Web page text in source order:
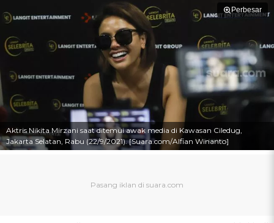
Perbesar
Aktris Nikita Mirzani saat ditemui awak media di Kawasan Ciledug,
Jakarta Selatan, Rabu (22/9/2021). [Suara.com/Alfian Winanto]